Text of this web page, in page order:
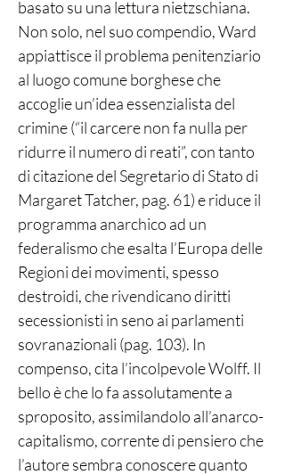
basato su una lettura nietzschiana.
Non solo, nel suo compendio, Ward
appiattisce il problema penitenziario
al luogo comune borghese che
accoglie un’idea essenzialista del
crimine (“il carcere non fa nulla per
ridurre il numero di reati”, con tanto
di citazione del Segretario di Stato di
Margaret Tatcher, pag. 61) e riduce il
programma anarchico ad un
federalismo che esalta l’Europa delle
Regioni dei movimenti, spesso
destroidi, che rivendicano diritti
secessionisti in seno ai parlamenti
sovranazionali (pag. 103). In
compenso, cita l’incolpevole Wolff. Il
bello è che lo fa assolutamente a
sproposito, assimilandolo all’anarco-
capitalismo, corrente di pensiero che
l’autore sembra conoscere quanto